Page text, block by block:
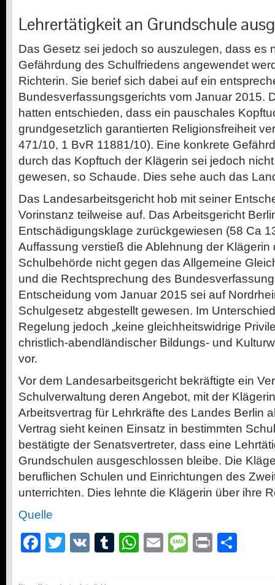
Lehrertätigkeit an Grundschule
Das Gesetz sei jedoch so auszulegen, dass es
Gefährdung des Schulfriedens angewendet
Richterin. Sie berief sich dabei auf ein
Bundesverfassungsgerichts vom Januar 2015.
hatten entschieden, dass ein pauschales
grundgesetzlich garantierten Religionsfreiheit
471/10, 1 BvR 11881/10). Eine konkrete
durch das Kopftuch der Klägerin sei jedoch
gewesen, so Schaude. Dies sehe auch das
Das Landesarbeitsgericht hob mit seiner
Vorinstanz teilweise auf. Das Arbeitsgericht
Entschädigungsklage zurückgewiesen (58 Ca
Auffassung verstieß die Ablehnung der Klägerin
Schulbehörde nicht gegen das Allgemeine
und die Rechtsprechung des
Entscheidung vom Januar 2015 sei auf
Schulgesetz abgestellt gewesen. Im
Regelung jedoch „keine gleichheitswidrige
christlich-abendländischer Bildungs- und
vor.
Vor dem Landesarbeitsgericht bekräftigte ein
Schulverwaltung deren Angebot, mit der
Arbeitsvertrag für Lehrkräfte des Landes Berlin
Vertrag sieht keinen Einsatz in bestimmten
bestätigte der Senatsvertreter, dass eine
Grundschulen ausgeschlossen bleibe. Die
beruflichen Schulen und Einrichtungen des
unterrichten. Dies lehnte die Klägerin über ihre
Quelle
Facebook
Twitter
VK Tumblr
WhatsApp
EmailMessage
Print